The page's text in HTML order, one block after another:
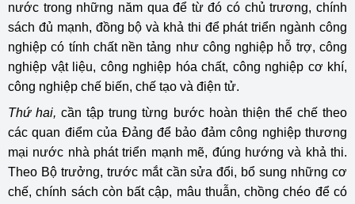
nước trong những năm qua để từ đó có chủ trương, chính
sách đủ mạnh, đồng bộ và khả thi để phát triển ngành công
nghiệp có tính chất nền tảng như công nghiệp hỗ trợ, công
nghiệp vật liệu, công nghiệp hóa chất, công nghiệp cơ khí,
công nghiệp chế biến, chế tạo và điện tử.
Thứ hai,cần tập trung từng bước hoàn thiện thể chế theo
các quan điểm của Đảng để bảo đảm công nghiệp thương
mại nước nhà phát triển mạnh mẽ, đúng hướng và khả thi.
Theo Bộ trưởng, trước mắt cần sửa đổi, bổ sung những cơ
chế, chính sách còn bất cập, mâu thuẫn, chồng chéo để có